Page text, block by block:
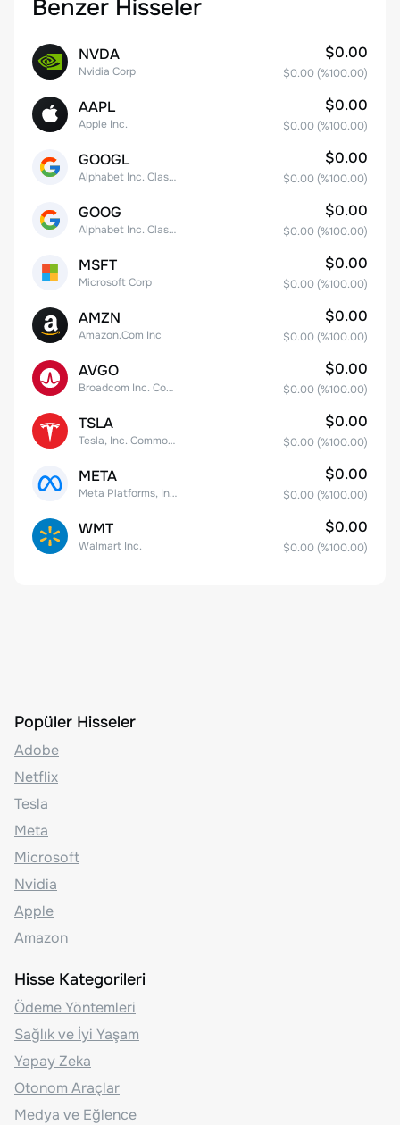
Benzer Hisseler
NVDA
Nvidia Corp
$0.00
$0.00 (%100.00)
AAPL
Apple Inc.
$0.00
$0.00 (%100.00)
GOOGL
Alphabet Inc. Class A Common Stock
$0.00
$0.00 (%100.00)
GOOG
Alphabet Inc. Class C Capital Stock
$0.00
$0.00 (%100.00)
MSFT
Microsoft Corp
$0.00
$0.00 (%100.00)
AMZN
Amazon.Com Inc
$0.00
$0.00 (%100.00)
AVGO
Broadcom Inc. Common Stock
$0.00
$0.00 (%100.00)
TSLA
Tesla, Inc. Common Stock
$0.00
$0.00 (%100.00)
META
Meta Platforms, Inc. Class A Common Stock
$0.00
$0.00 (%100.00)
WMT
Walmart Inc.
$0.00
$0.00 (%100.00)
Popüler Hisseler
Adobe
Netflix
Tesla
Meta
Microsoft
Nvidia
Apple
Amazon
Hisse Kategorileri
Ödeme Yöntemleri
Sağlık ve İyi Yaşam
Yapay Zeka
Otonom Araçlar
Medya ve Eğlence